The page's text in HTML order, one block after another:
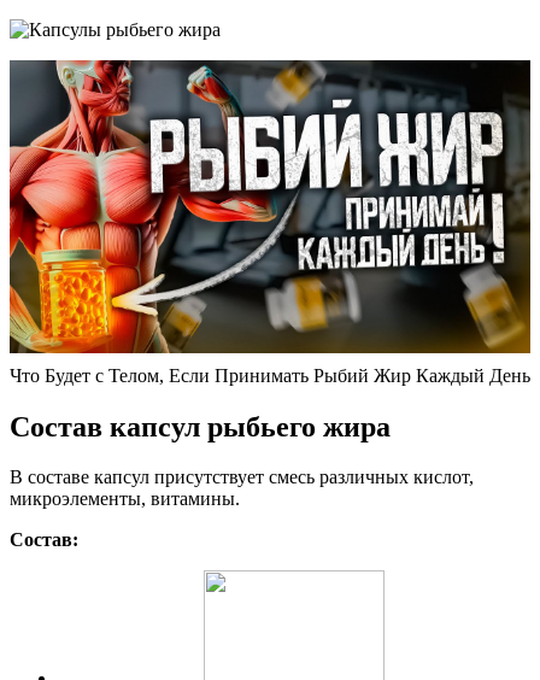
Что Будет с Телом, Если Принимать Рыбий Жир Каждый День
Состав капсул рыбьего жира
В составе капсул присутствует смесь различных кислот,
микроэлементы, витамины.
Состав: